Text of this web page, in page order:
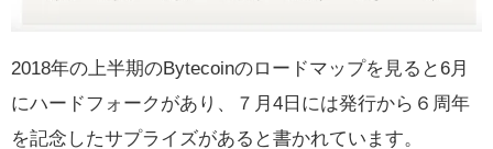
2018年の上半期のBytecoinのロードマップを見ると6月
にハードフォークがあり、７月4日には発行から６周年
を記念したサプライズがあると書かれています。